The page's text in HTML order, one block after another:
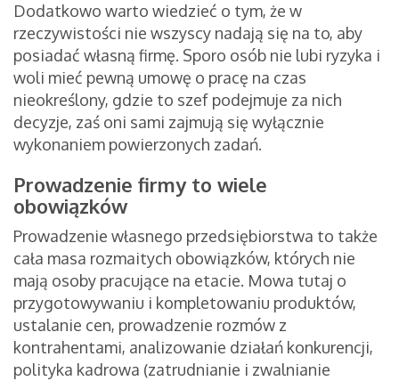
Dodatkowo warto wiedzieć o tym, że w
rzeczywistości nie wszyscy nadają się na to, aby
posiadać własną firmę. Sporo osób nie lubi ryzyka i
woli mieć pewną umowę o pracę na czas
nieokreślony, gdzie to szef podejmuje za nich
decyzje, zaś oni sami zajmują się wyłącznie
wykonaniem powierzonych zadań.
Prowadzenie firmy to wiele
obowiązków
Prowadzenie własnego przedsiębiorstwa to także
cała masa rozmaitych obowiązków, których nie
mają osoby pracujące na etacie. Mowa tutaj o
przygotowywaniu i kompletowaniu produktów,
ustalanie cen, prowadzenie rozmów z
kontrahentami, analizowanie działań konkurencji,
polityka kadrowa (zatrudnianie i zwalnianie